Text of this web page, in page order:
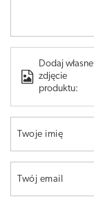
Dodaj własne
zdjęcie
produktu:
Twoje imię
Twój email